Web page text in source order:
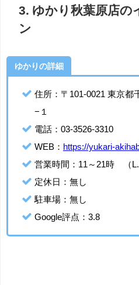
3. ゆかり秋葉原店の
ン
ゆかりの詳細
住所：〒101-0021 東京都
−１
電話：03-3526-3310
WEB： https://yukari-
営業時間：11～21時 （
定休日：無し
駐車場：無し
Google評点：3.8